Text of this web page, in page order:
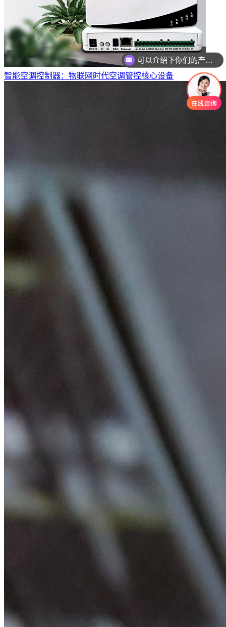
智能空调控制器：物联网时代空调管控核心设备
你们是怎么收费的呢